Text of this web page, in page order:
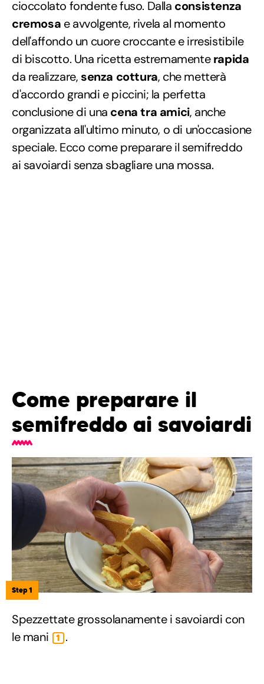
cioccolato fondente fuso. Dalla consistenza
cremosa e avvolgente, rivela al momento
dell'affondo un cuore croccante e irresistibile
di biscotto. Una ricetta estremamenterapida
da realizzare, senza cottura, che metterà
d'accordo grandi e piccini; la perfetta
conclusione di una cena tra amici, anche
organizzata all'ultimo minuto, o di un'occasione
speciale. Ecco come preparare il semifreddo
ai savoiardi senza sbagliare una mossa.
Come preparare il
semifreddo ai savoiardi
Step 1
Spezzettate grossolanamente i savoiardi con
le mani
1 .